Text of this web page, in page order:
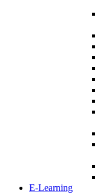
E-Learning